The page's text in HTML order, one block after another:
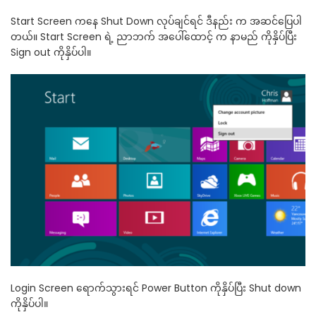
Start Screen ကနေ Shut Down လုပ်ချင်ရင် ဒီနည်း က အဆင်ပြေပါ
တယ်။ Start Screen ရဲ့ ညာဘက် အပေါ်ထောင့် က နာမည် ကိုနှိပ်ပြီး
Sign out ကိုနှိပ်ပါ။
Login Screen ရောက်သွားရင် Power Button ကိုနှိပ်ပြီး Shut down
ကိုနှိပ်ပါ။